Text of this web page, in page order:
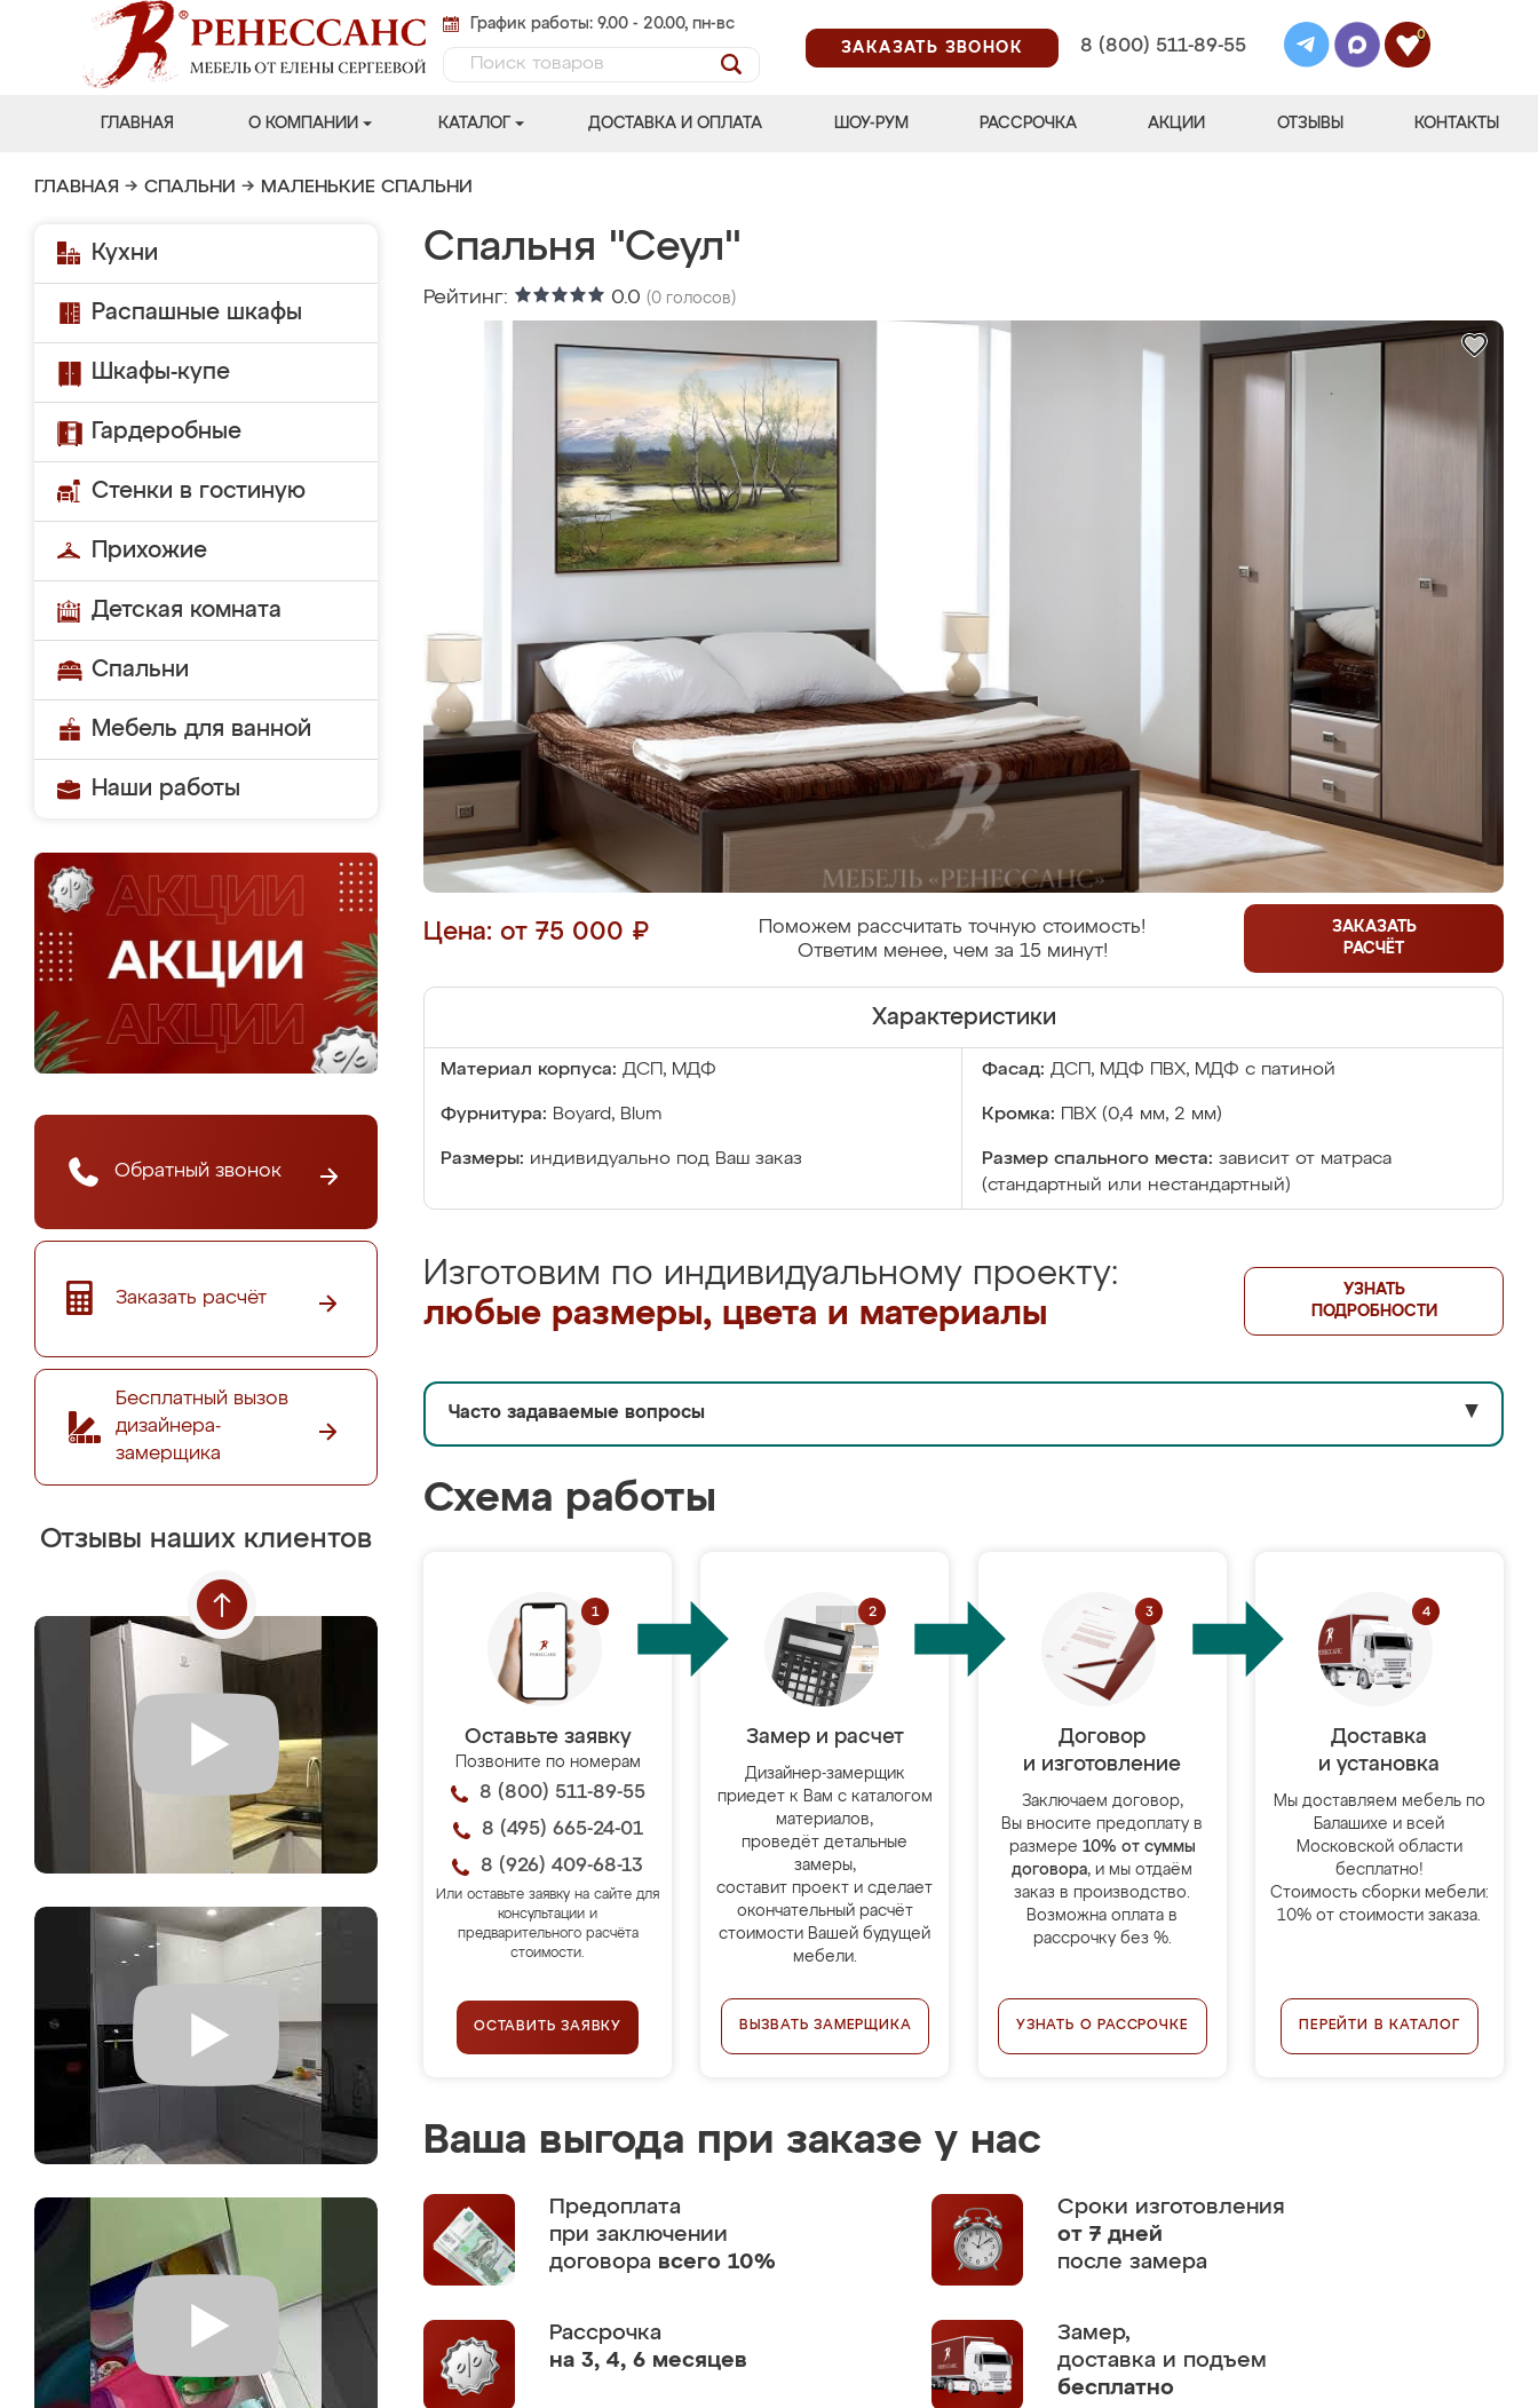
График работы: 9.00 - 20.00, пн-вс
ЗАКАЗАТЬ ЗВОНОК
8 (800) 511-89-55
0
ГЛАВНАЯ О КОМПАНИИ КАТАЛОГ ДОСТАВКА И ОПЛАТА ШОУ-РУМ РАССРОЧКА АКЦИИ ОТЗЫВЫ КОНТАКТЫ
ГЛАВНАЯ → СПАЛЬНИ → МАЛЕНЬКИЕ СПАЛЬНИ
Кухни
Распашные шкафы
Шкафы-купе
Гардеробные
Стенки в гостиную
Прихожие
Детская комната
Спальни
Мебель для ванной
Наши работы
Обратный звонок
Заказать расчёт
Бесплатный вызов
дизайнера-
замерщика
Отзывы наших клиентов
Спальня "Сеул"
Рейтинг: 0.0 (0 голосов)
Цена: от 75 000 ₽
Поможем рассчитать точную стоимость!
Ответим менее, чем за 15 минут!
ЗАКАЗАТЬ
РАСЧЁТ
Характеристики
Материал корпуса: ДСП, МДФ Фасад: ДСП, МДФ ПВХ, МДФ с патиной
Фурнитура: Boyard, Blum Кромка: ПВХ (0,4 мм, 2 мм)
Размеры: индивидуально под Ваш заказ Размер спального места: зависит от матраса
(стандартный или нестандартный)
Изготовим по индивидуальному проекту:
любые размеры, цвета и материалы
УЗНАТЬ
ПОДРОБНОСТИ
Часто задаваемые вопросы ▼
Схема работы
Оставьте заявку
Позвоните по номерам
8 (800) 511-89-55
8 (495) 665-24-01
8 (926) 409-68-13
Или оставьте заявку на сайте для
консультации и
предварительного расчёта
стоимости.
ОСТАВИТЬ ЗАЯВКУ
Замер и расчет
Дизайнер-замерщик
приедет к Вам с каталогом
материалов,
проведёт детальные
замеры,
составит проект и сделает
окончательный расчёт
стоимости Вашей будущей
мебели.
ВЫЗВАТЬ ЗАМЕРЩИКА
Договор
и изготовление
Заключаем договор,
Вы вносите предоплату в
размере 10% от суммы
договора, и мы отдаём
заказ в производство.
Возможна оплата в
рассрочку без %.
УЗНАТЬ О РАССРОЧКЕ
Доставка
и установка
Мы доставляем мебель по
Балашихе и всей
Московской области
бесплатно!
Стоимость сборки мебели:
10% от стоимости заказа.
ПЕРЕЙТИ В КАТАЛОГ
Ваша выгода при заказе у нас
Предоплата
при заключении
договора всего 10%
Сроки изготовления
от 7 дней
после замера
Рассрочка
на 3, 4, 6 месяцев
Замер,
доставка и подъем
бесплатно